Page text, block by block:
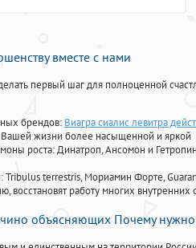
вместе с нами
первый шаг для полноценной
брендов: Виагра сиалис левитра
Вашей жизни более насыщенной и яркой
роста: Динатроп, Ансомон и
Tribulus terrestris, Мориамин Форте,
восстановят работу многих внутренних
объясняющих Почему нужно